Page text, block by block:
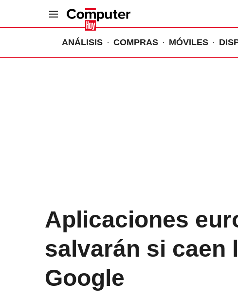
ANÁLISIS COMPRAS MÓVILES
Aplicaciones
salvarán si caen
Google